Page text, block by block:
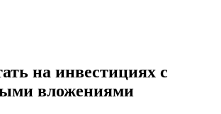
на инвестициях с
вложениями